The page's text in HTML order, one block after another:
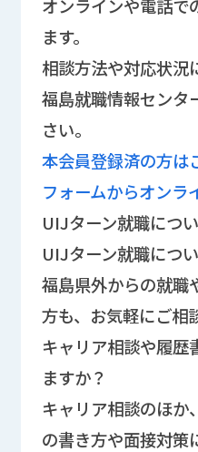
オンラインや電話で
ます。
相談方法や対応状況
福島就職情報センタ
さい。
本会員登録済の方は
フォームからオンラ
UIJターン就職につ
UIJターン就職につ
福島県外からの就職
方も、お気軽にご相
キャリア相談や履歴
ますか？
キャリア相談のほか
の書き方や面接対策